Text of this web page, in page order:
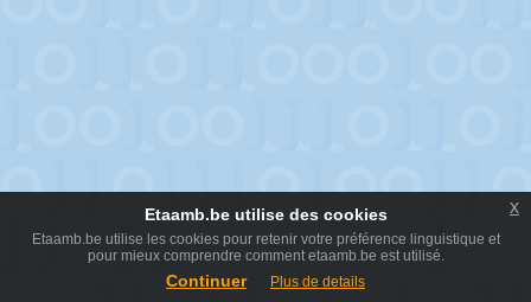
Etaamb.be utilise des cookies
Etaamb.be utilise les cookies pour retenir votre préférence linguistique et
pour mieux comprendre comment etaamb.be est utilisé.
Continuer Plus de details
x